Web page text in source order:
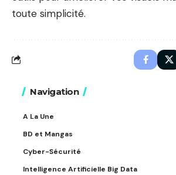
toute simplicité.
Navigation
A La Une
BD et Mangas
Cyber-Sécurité
Intelligence Artificielle Big Data